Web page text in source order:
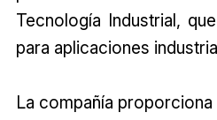
Tecnología Industrial,
para aplicaciones
La compañía